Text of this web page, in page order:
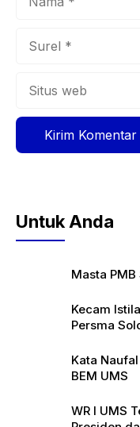
Untuk Anda
Masta
Kecam
Persma
Kata
BEM UMS
WR I UMS